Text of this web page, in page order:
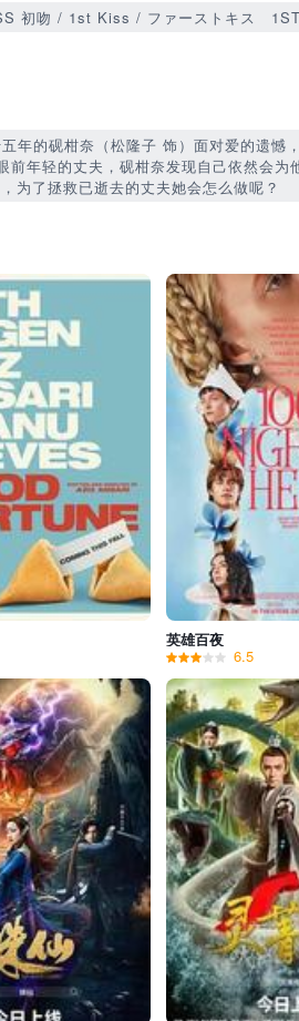
初吻 / 1st Kiss / ファーストキス
年的砚柑奈（松隆子 饰）面对爱的遗憾
年轻的丈夫，砚柑奈发现自己依然会为
为了拯救已逝去的丈夫她会怎么做呢？
英雄百夜
6.5